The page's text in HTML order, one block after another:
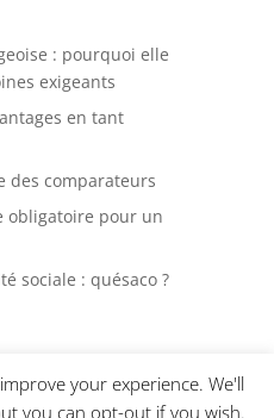
: pourquoi elle
exigeants
en tant
des comparateurs
obligatoire pour un
sociale : quésaco ?
Contactyour experience. We'll
you can opt-out if you wish.